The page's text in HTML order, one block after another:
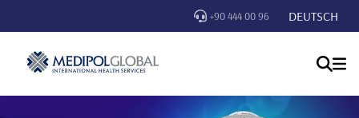
+90 444 00 96 DEUTSCH